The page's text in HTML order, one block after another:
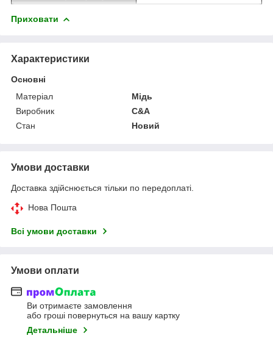
Приховати
Характеристики
Основні
Матеріал
Мідь
Виробник
C&A
Стан
Новий
Умови доставки
Доставка здійснюється тільки по передоплаті.
Нова Пошта
Всі умови доставки
Умови оплати
Ви отримаєте замовлення
або гроші повернуться на вашу картку
Детальніше